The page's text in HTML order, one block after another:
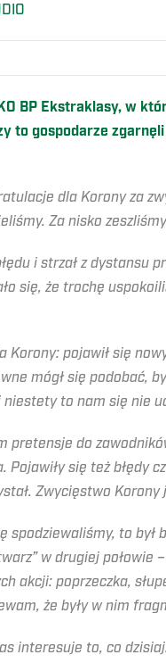
BP Ekstraklasy, w
to gospodarze
dla Korony za
Za nisko
i strzał z dystansu
się, że trochę
Korony: pojawił się
mógł się podobać,
to nam się nie
pretensje do
się też
Zwycięstwo Korony
spodziewaliśmy, to
w drugiej
akcji: poprzeczka,
że były w nim
interesuje to, co